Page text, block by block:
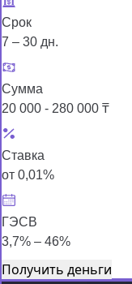
Срок
7 – 30 дн.
Сумма
20 000 - 280 000 ₸
Ставка
от 0,01%
ГЭСВ
3,7% – 46%
Получить деньги